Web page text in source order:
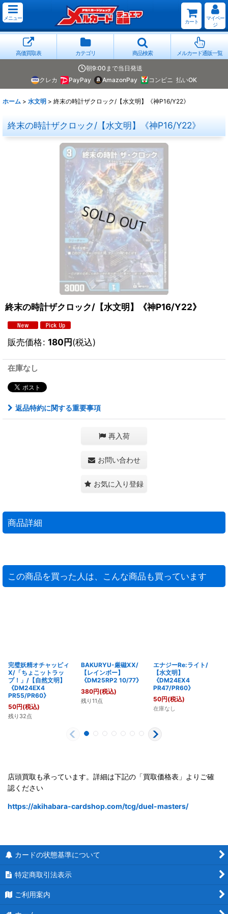
メニュー
カート
マイペー
ジ
高価買取表 カテゴリ 商品検索 メルカード通販一覧
朝9:00まで当日発送
クレカ
PayPay AmazonPay コンビニ 払いOK
ホーム > 水文明 > 終末の時計ザクロック/【水文明】《神P16/Y22》
終末の時計ザクロック/【水文明】《神P16/Y22》
終末の時計ザクロック/【水文明】《神P16/Y22》
販売価格: 180円(税込)
在庫なし
返品特約に関する重要事項
再入荷
お問い合わせ
お気に入り登録
商品詳細
この商品を買った人は、こんな商品も買っています
完璧妖精オチャッピィ
X/「ちょこットラッ
プ！」/【自然文明】
《DM24EX4
PR55/PR60》
50円(税込)
残り32点
BAKURYU-厳磁XX/
【レインボー】
《DM25RP2 10/77》
380円(税込)
残り11点
エナジーRe:ライト/
【水文明】
《DM24EX4
PR47/PR60》
50円(税込)
在庫なし
店頭買取も承っています。詳細は下記の「買取価格表」よりご確
認ください
https://akihabara-cardshop.com/tcg/duel-masters/
カードの状態基準について
特定商取引法表示
ご利用案内